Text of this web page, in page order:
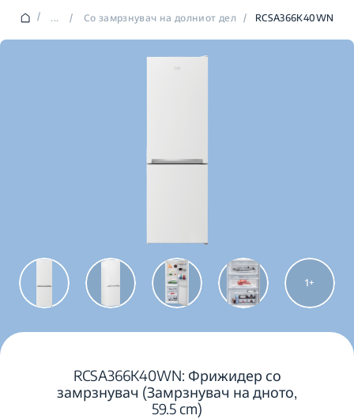
/ ... / Со замрзнувач на долниот дел / RCSA366K40WN
1
RCSA366K40WN: Фрижидер со
замрзнувач (Замрзнувач на дното,
59.5 cm)